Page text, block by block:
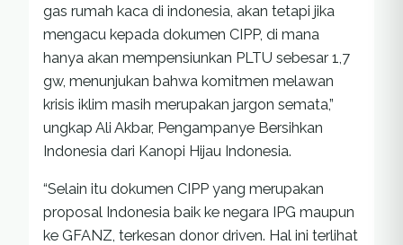
gas rumah kaca di indonesia, akan tetapi jika
mengacu kepada dokumen CIPP, di mana
hanya akan mempensiunkan PLTU sebesar 1,7
gw, menunjukan bahwa komitmen melawan
krisis iklim masih merupakan jargon semata,”
ungkap Ali Akbar, Pengampanye Bersihkan
Indonesia dari Kanopi Hijau Indonesia.
“Selain itu dokumen CIPP yang merupakan
proposal Indonesia baik ke negara IPG maupun
ke GFANZ, terkesan donor driven. Hal ini terlihat